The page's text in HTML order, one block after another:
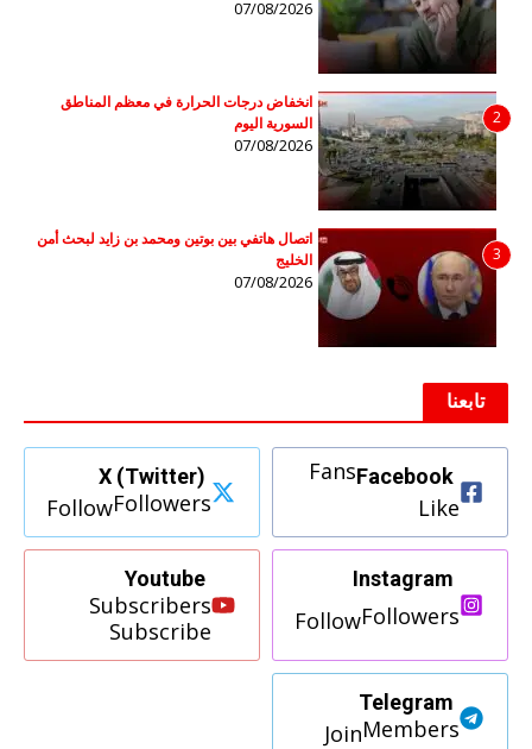
07/08/2026
2
انخفاض درجات الحرارة في معظم المناطق
السورية اليوم
07/08/2026
3
اتصال هاتفي بين بوتين ومحمد بن زايد لبحث أمن
الخليج
07/08/2026
تابعنا
Facebook
Fans
Like
X (Twitter)
Followers
Follow
Instagram
Followers
Follow
Youtube
Subscribers
Subscribe
Telegram
Members
Join